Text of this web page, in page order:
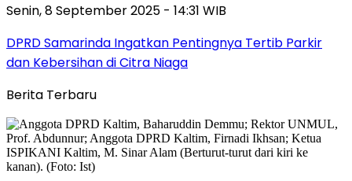
Senin, 8 September 2025 - 14:31 WIB
DPRD Samarinda Ingatkan Pentingnya Tertib Parkir
dan Kebersihan di Citra Niaga
Berita Terbaru